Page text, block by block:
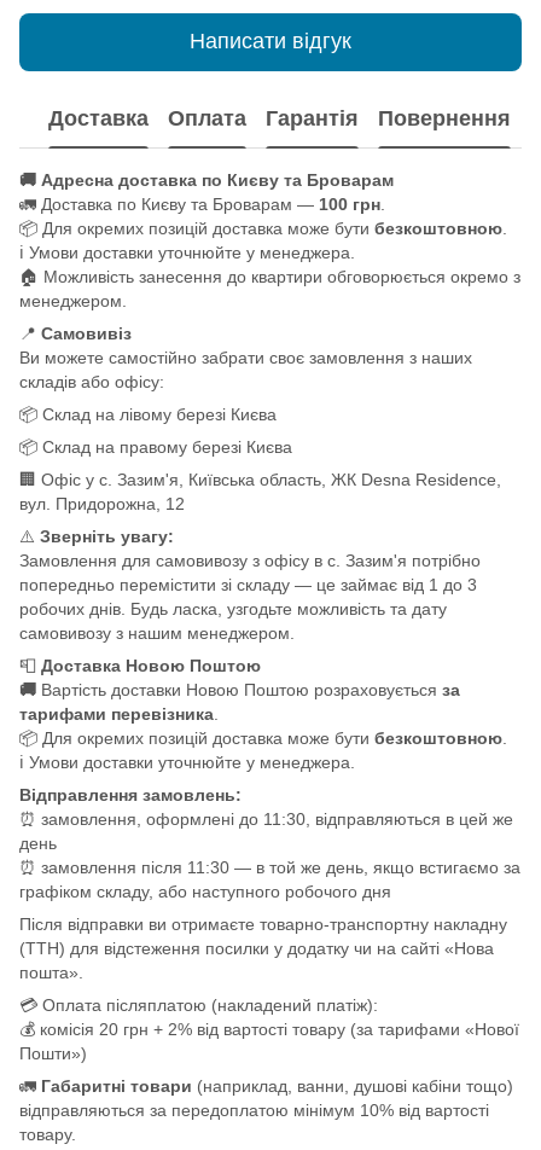
Написати відгук
Доставка Оплата Гарантія Повернення
🚚 Адресна доставка по Києву та Броварам
🚛 Доставка по Києву та Броварам — 100 грн
📦 Для окремих позицій доставка може бути безкоштовною
ℹ️ Умови доставки уточнюйте у менеджера.
🏠 Можливість занесення до квартири обговорюється окремо з
менеджером.
📍 Самовивіз
Ви можете самостійно забрати своє замовлення з наших
складів або офісу:
📦 Склад на лівому березі Києва
📦 Склад на правому березі Києва
🏢 Офіс у с. Зазим'я, Київська область, ЖК Desna Residence,
вул. Придорожна, 12
⚠️ Зверніть увагу:
Замовлення для самовивозу з офісу в с. Зазим'я потрібно
попередньо перемістити зі складу — це займає від 1 до 3
робочих днів. Будь ласка, узгодьте можливість та дату
самовивозу з нашим менеджером.
📮 Доставка Новою Поштою
🚚 Вартість доставки Новою Поштою розраховується за
тарифами перевізника
📦 Для окремих позицій доставка може бути безкоштовною
ℹ️ Умови доставки уточнюйте у менеджера.
Відправлення замовлень:
⏰ замовлення, оформлені до 11:30, відправляються в цей же
день
⏰ замовлення після 11:30 — в той же день, якщо встигаємо за
графіком складу, або наступного робочого дня
Після відправки ви отримаєте товарно-транспортну накладну
(ТТН) для відстеження посилки у додатку чи на сайті «Нова
пошта».
💳 Оплата післяплатою (накладений платіж):
💰 комісія 20 грн + 2% від вартості товару (за тарифами «Нової
Пошти»)
🚛 Габаритні товари (наприклад, ванни, душові кабіни тощо)
відправляються за передоплатою мінімум 10% від вартості
товару.